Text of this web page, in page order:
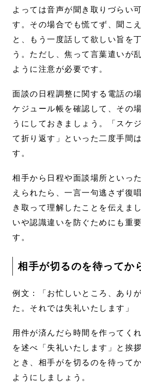
よっては音声が聞き取りづらい
す。その場合でも慌てず、聞こ
と、もう一度話して欲しい旨を
う。ただし、焦って言葉遣いが
ように注意が必要です。
面談の日程調整に関する電話の
ケジュール帳を確認して、その
うにしておきましょう。「スケ
て折り返す」といった二度手間
す。
相手から日程や面談場所といっ
えられたら、一言一句逃さず復
き取って理解したことを伝えま
いや認識違いを防ぐためにも重
す。
相手が切るのを待ってか
例文：「お忙しいところ、あり
た。それでは失礼いたします」
用件が済んだら時間を作ってく
を述べ「失礼いたします」と挨
とき、相手がを切るのを待って
ようにしましょう。